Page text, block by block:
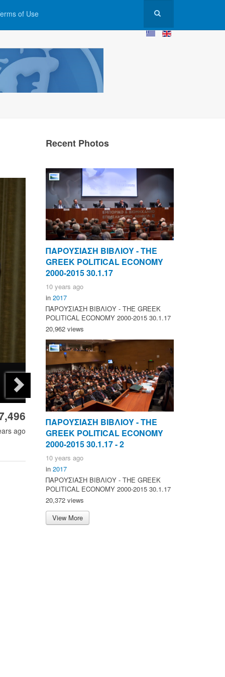
of Use
ago
Recent Photos
ΠΑΡΟΥΣΙΑΣΗ ΒΙΒΛΙΟΥ - ΤΗΕ
GREEK POLITICAL ECONOMY
2000-2015 30.1.17
10 years ago
in 2017
ΠΑΡΟΥΣΙΑΣΗ ΒΙΒΛΙΟΥ - ΤΗΕ GREEK
POLITICAL ECONOMY 2000-2015 30.1.17
20,962 views
ΠΑΡΟΥΣΙΑΣΗ ΒΙΒΛΙΟΥ - ΤΗΕ
GREEK POLITICAL ECONOMY
2000-2015 30.1.17 - 2
10 years ago
in 2017
ΠΑΡΟΥΣΙΑΣΗ ΒΙΒΛΙΟΥ - ΤΗΕ GREEK
POLITICAL ECONOMY 2000-2015 30.1.17
20,372 views
View More